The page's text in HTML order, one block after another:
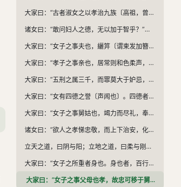
大家曰：“古者淑女之以孝治九族〔高祖，曾祖，祖，父，身，子，孙，曾孙，玄孙，为九族。〕也，不敢遗卑幼之妾，而况于娣侄乎？故得六亲之欢心，以事其舅姑。治家者，不敢侮于鸡犬，而况于小人乎？故得上下之欢心，以事其夫。理〔治也〕闺者，不敢失于左右，而况于君子乎？故得人之欢心，以事其亲。夫然，故生则亲安之，祭则鬼享之。是以九族和平，萋菲〔喻谗言〕不生，祸乱不作。故淑女之以孝治上下也如此。《诗》云：‘不愆不忘，率由旧章。’”〔《诗·大雅》假乐之篇〕
诸女曰：“敢问妇人之德，无以加于智乎？”大家曰：“人肖天地，负阴而抱阳，有聪明贤哲之性，习之无不利，而况于用心乎？昔楚庄王晏朝〔退朝而晚〕，樊女〔楚王夫人樊姬也〕进曰：‘何罢朝之晚也，得无倦乎？’王曰：‘今与贤者言乐，不觉日之晚也。’樊女曰：‘敢问贤者谁欤？’王曰：‘虞丘子〔楚相〕。’樊女掩口而笑。王怪〔惊异也〕问之。对曰：‘虞丘子贤则贤矣，然未忠也。妾幸得充后宫，尚汤沐〔如尚衣尚食之尚〕，执巾栉，备扫除〔自谦之称〕，十有一年矣。妾乃进九女，今贤于妾者二人，与妾同列者七人。妾知妨妾之爱，夺妾之宠，然不敢以私蔽公，欲王多见博闻也。今虞丘子居相十年，所荐者非其子孙，则宗族昆弟，未尝闻荐贤而退不肖，何谓贤哉？王以告之〔虞丘子，王以樊姬之言告之〕，虞丘子不知所为，〔谓所知其失，不知所为何如也。〕乃避舍〔出舍于外也〕露寝〔寝于外也〕，使人迎孙叔敖〔楚贤人〕而进之，遂立为相。夫以一言之智〔樊女激虞丘子进孙叔敖〕，诸侯不敢窥兵，终霸其国，樊女之力也。《诗》云：‘得人者昌，失人者亡。’又曰：‘辞之辑矣，人之洽矣。’”
大家曰：“女子之事夫也，纚笄〔谓束发加簪〕而朝，则有君臣之严；沃盥〔浇水洗手〕馈食〔献熟食〕，则有父子之敬；报反〔受恩思报〕而行，则有兄弟之道；受期〔接受委托〕必诚，则有朋友之信；言行无玷，则有理家之度。五者备矣，然后能事夫。居上不骄，为下不乱，在丑不争。居上而骄则殆，为下而乱则辱，在丑而争则乖。三者不除，虽和如琴瑟，犹为不妇也。”
大家曰：“孝子之事亲也，居常则和色柔声，必致其亲爱；奉养则竭力营办，务得其欢心；疾病则供具汤药，及其忧早；丧葬则擗踊哭泣，致〔尽其极也〕其哀痛；祭祀则以时思荐，尽其诚敬。五者备矣，然后能事亲。事亲者，居上勿傲，为下勿悖，在丑勿争。居上而傲，则德不崇；居下而悖，则殃必及身；在丑而争，则声名乖戾。三者不除，虽日用三牲〔牛羊豕曰三牲)之养，犹为不孝也。”
大家曰：“五刑之属三千，而罪莫大于妒忌，故七出之状标其首焉。贞顺正直，和柔无妒，理于幽闺，不通于外，目不狥色，耳不留声，耳目之欲，不越其事，蓋圣人之教也，汝其行之。《诗》云：‘令仪令色，小心翼翼。古训是式，威仪是力。’〔《诗·大雅》烝民篇。〕”
大家曰：“女有四德之誉〔声闻也〕。四德者，一曰妇德，二曰妇容，三曰妇言，四曰妇工也。妇德者，不必才明绝异。妇容者，不必颜色美丽。妇言者，不必辩口利辞。妇工者，不必技巧智能〔技艺之巧过人也〕。其妇德者，清贞廉节，守分整齐，行己有耻，动静有法，此为妇德也。妇言者，择辞而说〔非礼勿言也〕，时然后言，此为妇言也。妇容者，洗浣尘垢，衣服鲜洁，沐〔浣头也〕浴〔洗身也〕及时，一身无秽，此为妇容也。妇工者，专勤纺绩，不务口腹，供其甘旨，以奉宾客，此为妇工也。
大家曰：“女子之事舅姑也，竭力而尽礼，奉娣姒也，倾心而罄义。抚诸孤以仁，佐君子以智，与娣姒之言信，对宾侣之容敬，临财廉，取与让，不为苟得。动必有方，贞顺勤劳，勉其荒怠。然后慎言语，省嗜欲。出门必掩蔽其面，夜行以烛，无烛则止。送兄弟不踰于阈。此妇人之要道，汝其念之。”
诸女曰：“欲人之孝悌忠敬，而上下治安，化行闺阃，将何德以施之？”大家曰：“欲人之孝，教以亲爱。欲人之悌，教以礼顺。欲人之忠，施之以德。欲人之敬，先之以庄。欲上下治安而化行闺阃，必乐以和之，礼以一之。此数者，敬而已矣。故敬其父则子悦，敬其兄则弟悦，敬其长则幼悦，敬一人而千万人悦。所敬者寡而悦者众，此之谓要道也。”
立天之道，曰阴与阳；立地之道，曰柔与刚。阴阳刚柔，天地之始；男女夫妇，人伦之始。故乾坤交泰，谁能间之。妇地夫天，废一不可。然则丈夫百行，妇人一志。男有重婚之义，女无再醮之文。是以芣苡兴歌，蔡人作诫。匪石为叹，卫主知惭。昔楚昭王出游，留姜氏于渐台，江水暴至，王约迎夫人必以符合，使者仓卒，遂不请行。姜氏曰：“妾闻贞女义不犯约，勇士不畏其死。妾知不去必死，然无符，不敢犯约。虽行之必生，无信而生，不如守义而死。”会使者还取符，则水高台没矣！其守信也如此，汝其勉之。《易》曰：“鸣鹤在阴，其子和之。”
大家曰：“女子之所重者身也。身也者，百行之源也。善修身者，正其意，慎其虑。常德固持，一丝不累，立心正静，丝毫不差。不以存亡易心，不以盛衰改节。故柏舟之诗，〔卫共伯蚤死，其妻共姜守义。父母欲夺而嫁之，共姜作柏舟之诗，以死自誓。〕节行千古。断鼻之誓，〔曹文叔妻，夏侯令女，文叔蚤死，父母欲嫁之。令女窃入寝室，以刀断鼻，誓不再嫁。〕令名无穷。《诗》云：‘上帝临女，无贰尔心。’有节行也夫！又曰：‘乐只君子，邦家之光。’有令名也夫！”
大家曰：“女子之事父母也孝，故忠可移于舅姑；事姊妹也义，故顺可移于娣姒；居家理也和，故理可闻于六亲。是以行成于内，而名立于后世矣。”